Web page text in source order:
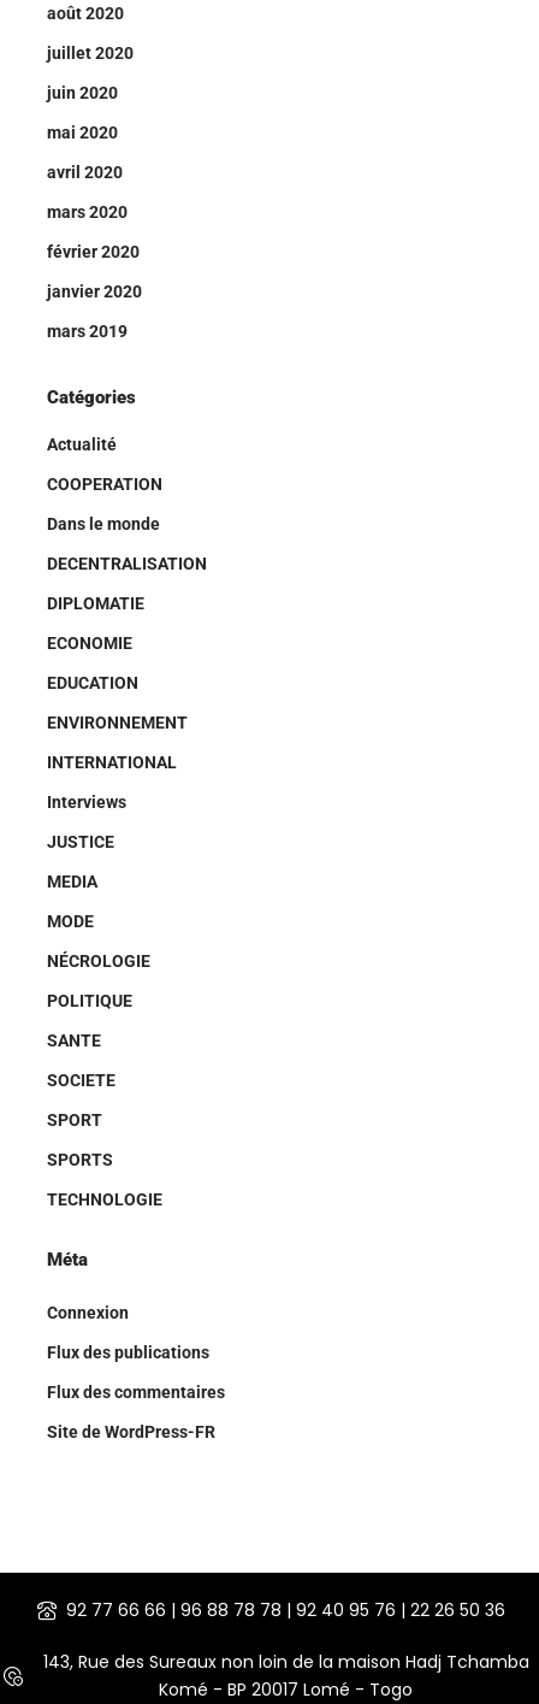
août 2020
juillet 2020
juin 2020
mai 2020
avril 2020
mars 2020
février 2020
janvier 2020
mars 2019
Catégories
Actualité
COOPERATION
Dans le monde
DECENTRALISATION
DIPLOMATIE
ECONOMIE
EDUCATION
ENVIRONNEMENT
INTERNATIONAL
Interviews
JUSTICE
MEDIA
MODE
NÉCROLOGIE
POLITIQUE
SANTE
SOCIETE
SPORT
SPORTS
TECHNOLOGIE
Méta
Connexion
Flux des publications
Flux des commentaires
Site de WordPress-FR
92 77 66 66 | 96 88 78 78 | 92 40 95 76 | 22 26 50 36
143, Rue des Sureaux non loin de la maison Hadj Tchamba
Komé - BP 20017 Lomé - Togo